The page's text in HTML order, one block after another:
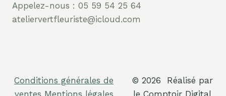
Appelez-nous : 05 59 54 25 64
ateliervertfleuriste@icloud.com
Conditions générales de
ventes Mentions légales
© 2026 Réalisé par
le Comptoir Digital